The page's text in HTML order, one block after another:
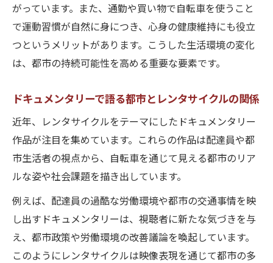
がっています。また、通勤や買い物で自転車を使うこと
で運動習慣が自然に身につき、心身の健康維持にも役立
つというメリットがあります。こうした生活環境の変化
は、都市の持続可能性を高める重要な要素です。
ドキュメンタリーで語る都市とレンタサイクルの関係
近年、レンタサイクルをテーマにしたドキュメンタリー
作品が注目を集めています。これらの作品は配達員や都
市生活者の視点から、自転車を通じて見える都市のリア
ルな姿や社会課題を描き出しています。
例えば、配達員の過酷な労働環境や都市の交通事情を映
し出すドキュメンタリーは、視聴者に新たな気づきを与
え、都市政策や労働環境の改善議論を喚起しています。
このようにレンタサイクルは映像表現を通じて都市の多